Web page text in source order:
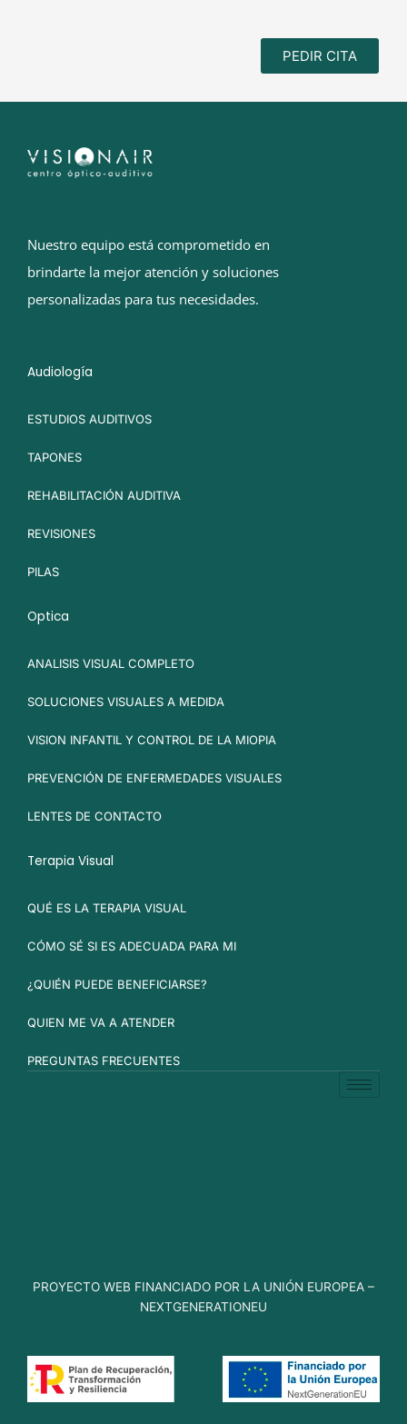
PEDIR CITA
Nuestro equipo está comprometido en
brindarte la mejor atención y soluciones
personalizadas para tus necesidades.
Audiología
ESTUDIOS AUDITIVOS
TAPONES
REHABILITACIÓN AUDITIVA
REVISIONES
PILAS
Optica
ANALISIS VISUAL COMPLETO
SOLUCIONES VISUALES A MEDIDA
VISION INFANTIL Y CONTROL DE LA MIOPIA
PREVENCIÓN DE ENFERMEDADES VISUALES
LENTES DE CONTACTO
Terapia Visual
QUÉ ES LA TERAPIA VISUAL
CÓMO SÉ SI ES ADECUADA PARA MI
¿QUIÉN PUEDE BENEFICIARSE?
QUIEN ME VA A ATENDER
PREGUNTAS FRECUENTES
PROYECTO WEB FINANCIADO POR LA UNIÓN EUROPEA –
NEXTGENERATIONEU